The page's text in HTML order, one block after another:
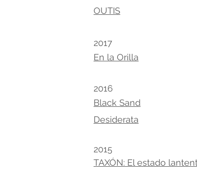
OUTIS
2017
En la Orilla
2016
Black Sand
Desiderata
2015
TAXÓN: El estado